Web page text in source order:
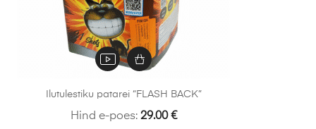
Ilutulestiku patarei “FLASH BACK”
Hind e-poes: 29.00€